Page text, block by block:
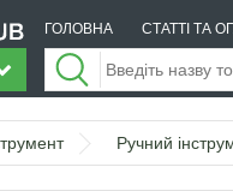
ГОЛОВНА СТАТТІ ТА
Ручний